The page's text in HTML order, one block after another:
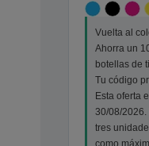
Vuelta al
Ahorra un
botellas de
Tu código
Esta oferta
30/08/
tres
como